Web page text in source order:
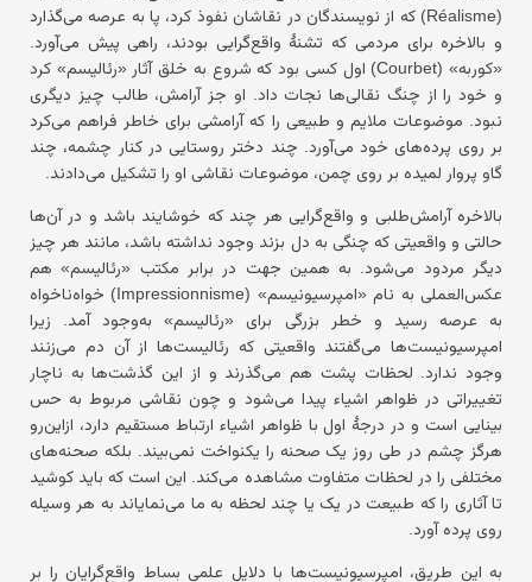
(Réalisme) که از نویسندگان در نقاشان نفوذ کرد، پا به عرصه می‌گذارد
و بالاخره برای مردمی که تشنهٔ واقع‌گرایی بودند، راهی پیش می‌آورد.
«کوربه» (Courbet) اول کسی بود که شروع به خلق آثار «رئالیسم» کرد
و خود را از چنگ نقالی‌ها نجات داد. او جز آرامش، طالب چیز دیگری
نبود. موضوعات ملایم و طبیعی را که آرامشی برای خاطر فراهم می‌کرد
بر روی پرده‌های خود می‌آورد. چند دختر روستایی در کنار چشمه، چند
گاو پروار لمیده بر روی چمن، موضوعات نقاشی او را تشکیل می‌دادند.
بالاخره آرامش‌طلبی و واقع‌گرایی هر چند که خوشایند باشد و در آن‌ها
حالتی و واقعیتی که چنگی به دل بزند وجود نداشته باشد، مانند هر چیز
دیگر مردود می‌شود. به همین جهت در برابر مکتب «رئالیسم» هم
عکس‌العملی به نام «امپرسیونیسم» (Impressionnisme) خواه‌ناخواه
به عرصه رسید و خطر بزرگی برای «رئالیسم» به‌وجود آمد. زیرا
امپرسیونیست‌ها می‌گفتند واقعیتی که رئالیست‌ها از آن دم می‌زنند
وجود ندارد. لحظات پشت هم می‌گذرند و از این گذشت‌ها به ناچار
تغییراتی در ظواهر اشیاء پیدا می‌شود و چون نقاشی مربوط به حس
بینایی است و در درجهٔ اول با ظواهر اشیاء ارتباط مستقیم دارد، ازاین‌رو
هرگز چشم در طی روز یک صحنه را یکنواخت نمی‌بیند. بلکه صحنه‌های
مختلفی را در لحظات متفاوت مشاهده می‌کند. این است که باید کوشید
تا آثاری را که طبیعت در یک یا چند لحظه به ما می‌نمایاند به هر وسیله
روی پرده آورد.
به این طریق، امپرسیونیست‌ها با دلایل علمی بساط واقع‌گرایان را بر